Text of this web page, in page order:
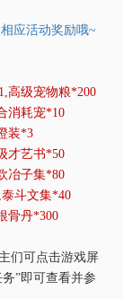
应活动奖励哦~
高级宠物粮*200
消耗宠*10
装*3
才艺书*50
冶子集*80
斗文集*40
骨丹*300
们可点击游戏屏
”即可查看并参